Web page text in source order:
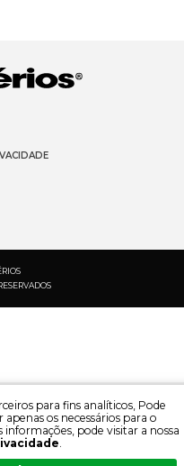
para fins analíticos, Pode
os necessários para o
pode visitar a nossa
.